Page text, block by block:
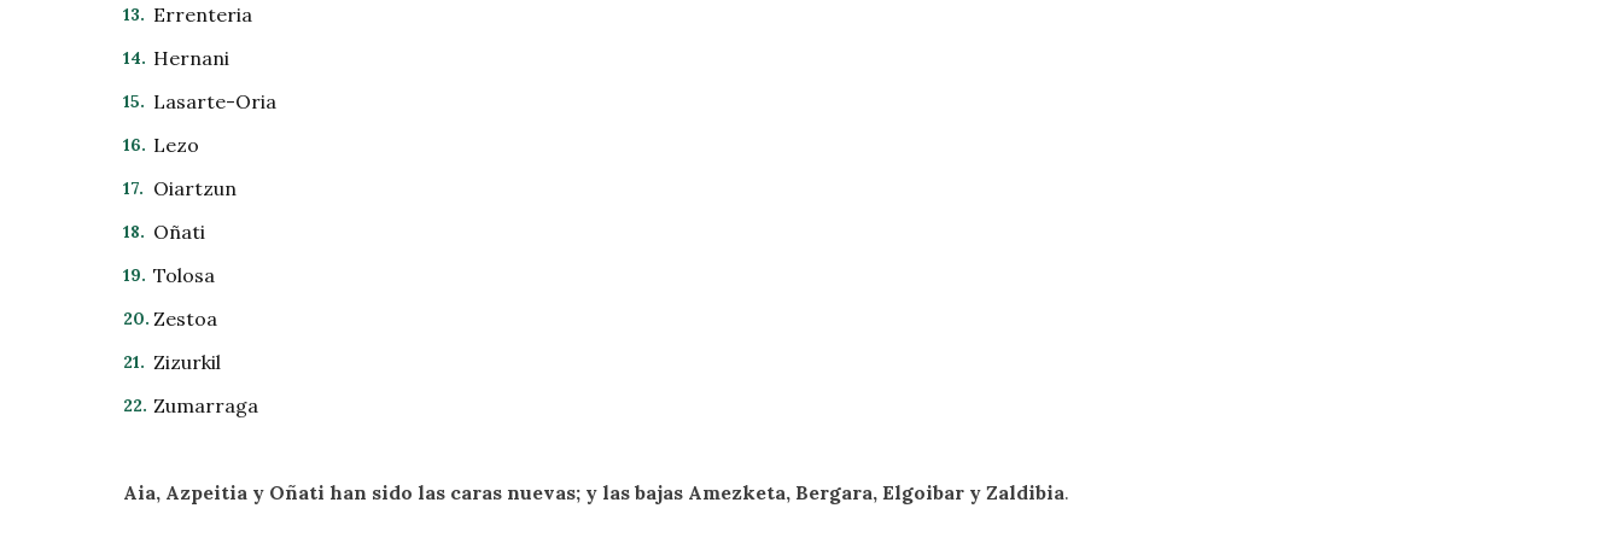
Errenteria
Hernani
Lasarte-Oria
Lezo
Oiartzun
Oñati
Tolosa
Zestoa
Zizurkil
Zumarraga
Aia, Azpeitia y Oñati han sido las caras nuevas; y las bajas Amezketa, Bergara, Elgoibar y Zaldibia.